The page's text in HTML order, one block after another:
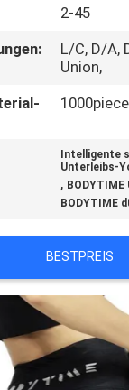
2-45
L/C, D/A,
Union,
Intelligente
Unterleibs-
,
BODYTIME
BESTPREIS